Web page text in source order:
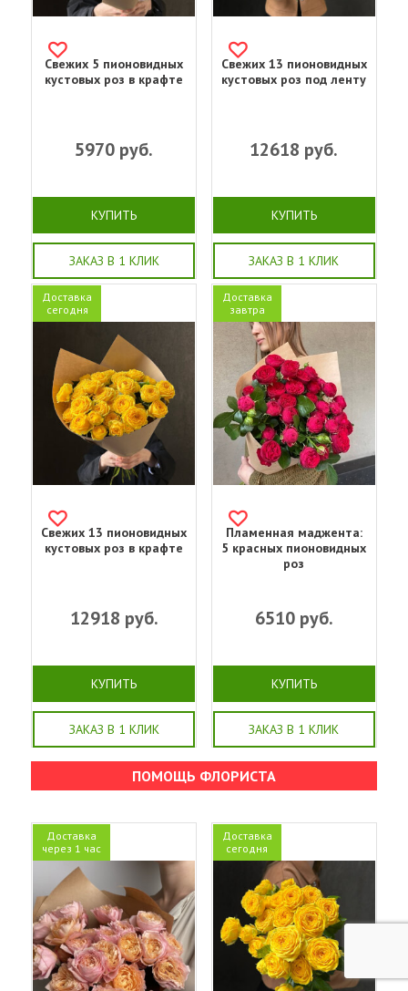
Свежих 5 пионовидных
кустовых роз в крафте
5970 руб.
КУПИТЬ
ЗАКАЗ В 1 КЛИК
Свежих 13 пионовидных
кустовых роз под ленту
12618 руб.
КУПИТЬ
ЗАКАЗ В 1 КЛИК
Доставка
сегодня
Свежих 13 пионовидных
кустовых роз в крафте
12918 руб.
КУПИТЬ
ЗАКАЗ В 1 КЛИК
Доставка
завтра
Пламенная маджента:
5 красных пионовидных
роз
6510руб.
КУПИТЬ
ЗАКАЗ В 1 КЛИК
ПОМОЩЬ ФЛОРИСТА
Доставка
через 1 час
Доставка
сегодня